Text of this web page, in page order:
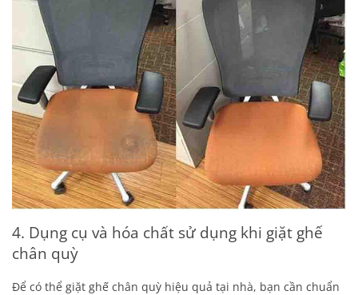
4. Dụng cụ và hóa chất sử dụng khi giặt ghế
chân quỳ
Để có thể giặt ghế chân quỳ hiệu quả tại nhà, bạn cần chuẩn